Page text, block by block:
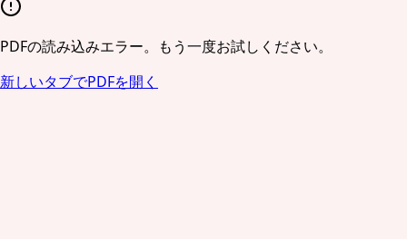
PDFの読み込みエラー。もう一度お試しください。
新しいタブでPDFを開く